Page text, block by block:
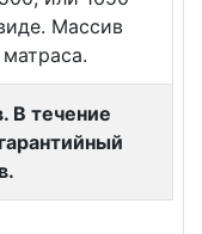
Массив
В течение